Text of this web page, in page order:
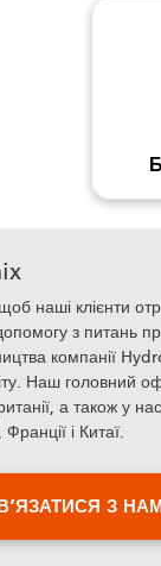
наші клієнти
з питань
компанії
Наш головний
а також у
і Китаї.
З